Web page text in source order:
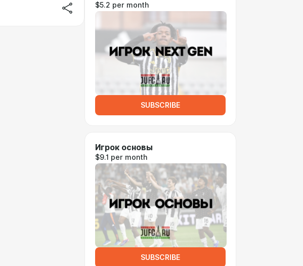
$5.2 per month
SUBSCRIBE
Игрок основы
$9.1 per month
SUBSCRIBE